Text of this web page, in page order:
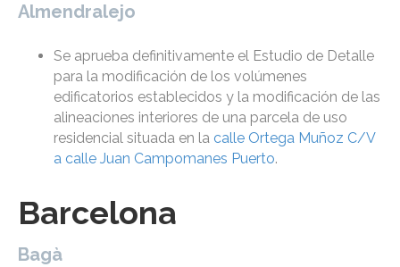
Almendralejo
Se aprueba definitivamente el Estudio de Detalle
para la modificación de los volúmenes
edificatorios establecidos y la modificación de las
alineaciones interiores de una parcela de uso
residencial situada en la calle Ortega Muñoz C/V
a calle Juan Campomanes Puerto.
Barcelona
Bagà